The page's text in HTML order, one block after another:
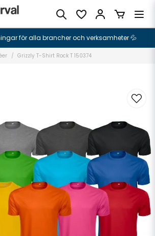
för alla brancher och verksamheter 💦
Grizzly T-Shirt Rock T 150374